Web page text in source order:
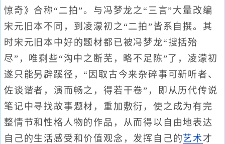
惊奇》合称“二拍”。与冯梦龙之“三言”大量改编
宋元旧本不同，到凌濛初之“二拍”皆系自撰。其
时宋元旧本中好的题材都已被冯梦龙“搜括殆
尽”，唯剩些“沟中之断芜，略不足陈”了，凌濛初
遂只能另辟蹊径，“因取古今来杂碎事可新听者、
佐谈谐者，演而畅之，得若干卷”，即从历代传说
笔记中寻找故事题材，重加敷衍，使之成为有完
整情节和性格人物的作品，从而得以自由地表达
自己的生活感受和价值观念，发挥自己的艺术 才